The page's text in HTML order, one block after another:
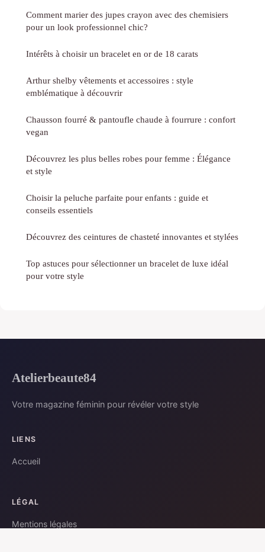
Comment marier des jupes crayon avec des chemisiers
pour un look professionnel chic?
Intérêts à choisir un bracelet en or de 18 carats
Arthur shelby vêtements et accessoires : style
emblématique à découvrir
Chausson fourré & pantoufle chaude à fourrure : confort
vegan
Découvrez les plus belles robes pour femme : Élégance
et style
Choisir la peluche parfaite pour enfants : guide et
conseils essentiels
Découvrez des ceintures de chasteté innovantes et stylées
Top astuces pour sélectionner un bracelet de luxe idéal
pour votre style
Atelierbeaute84
Votre magazine féminin pour révéler votre style
LIENS
Accueil
LÉGAL
Mentions légales